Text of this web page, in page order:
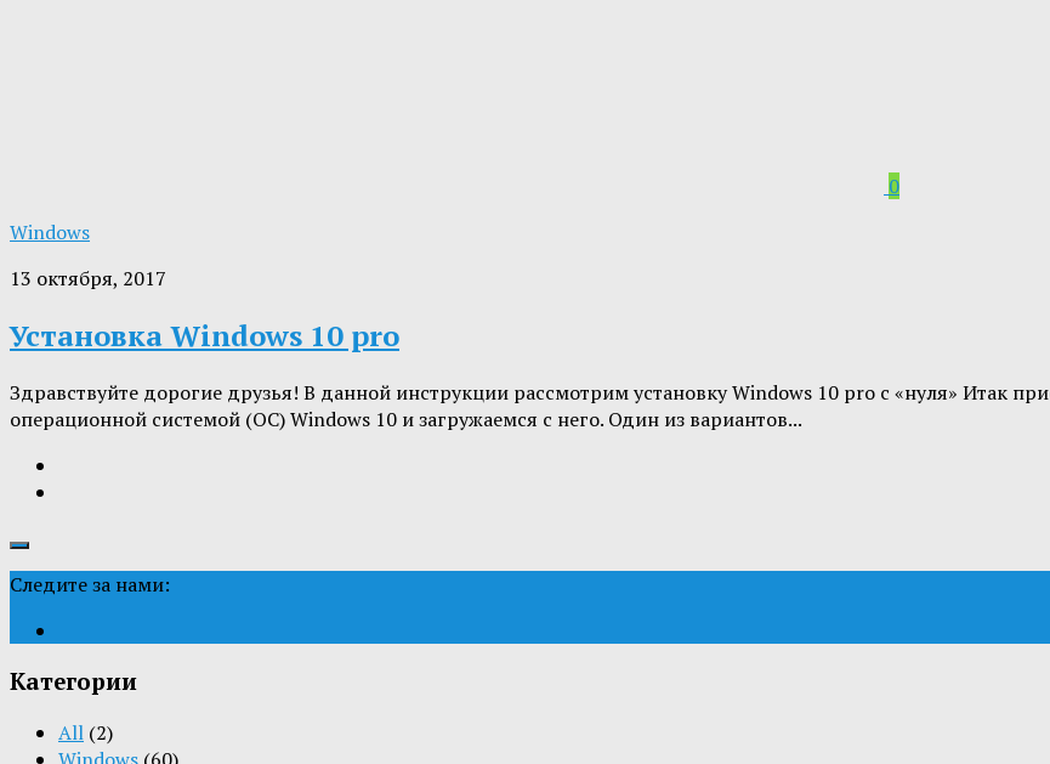
0
Windows
13 октября, 2017
Установка Windows 10 pro
Здравствуйте дорогие друзья! В данной инструкции рассмотрим установку Windows 10 pro с «нуля» Итак
операционной системой (ОС) Windows 10 и загружаемся с него. Один из вариантов...
Следите за нами:
Категории
All (2)